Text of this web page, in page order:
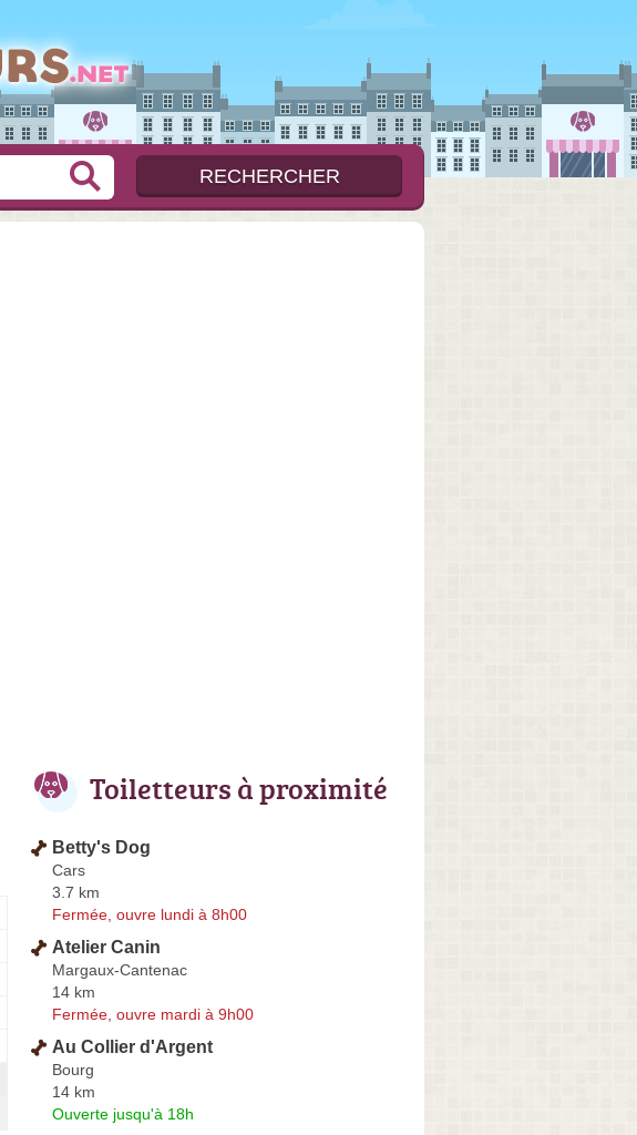
Toiletteurs à proximité
Betty's Dog
Cars
3.7 km
Fermée, ouvre lundi à 8h00
Atelier Canin
Margaux-Cantenac
14 km
Fermée, ouvre mardi à 9h00
Au Collier d'Argent
Bourg
14 km
Ouverte jusqu'à 18h